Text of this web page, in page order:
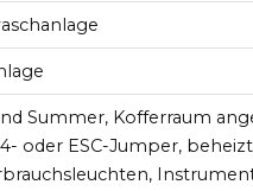
Summer, Kofferraum
oder ESC-Jumper,